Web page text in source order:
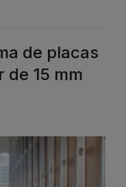
de placas
de 15 mm